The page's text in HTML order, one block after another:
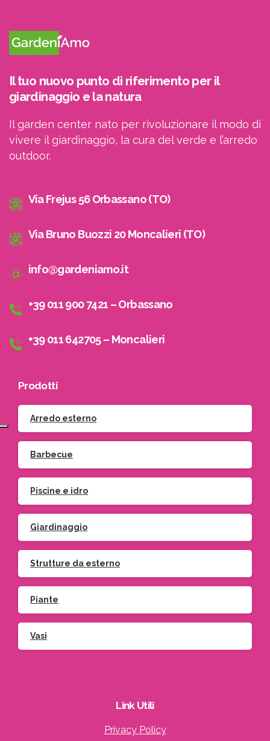
Il tuo nuovo punto di riferimento per il
giardinaggio e la natura
Il garden center nato per rivoluzionare il modo di
vivere il giardinaggio, la cura del verde e l’arredo
outdoor.
Via Frejus 56 Orbassano (TO)
Via Bruno Buozzi 20 Moncalieri (TO)
info@gardeniamo.it
+39 011 900 7421 – Orbassano
+39 011 642705 – Moncalieri
Prodotti
Arredo esterno
Barbecue
Piscine e idro
Giardinaggio
Strutture da esterno
Piante
Vasi
Link Utili
Privacy Policy